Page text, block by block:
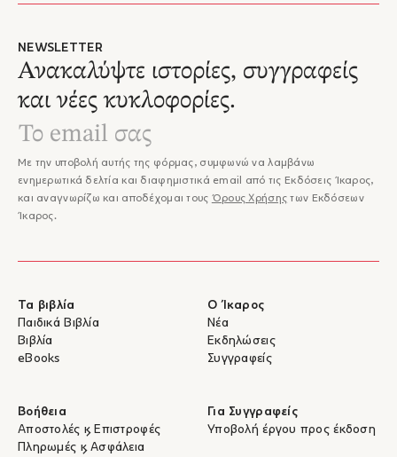
NEWSLETTER
Ανακαλύψτε ιστορίες, συγγραφείς
και νέες κυκλοφορίες.
Με την υποβολή αυτής της φόρμας, συμφωνώ να λαμβάνω
ενημερωτικά δελτία και διαφημιστικά email από τις Εκδόσεις Ίκαρος,
και αναγνωρίζω και αποδέχομαι τους Όρους Χρήσης των Εκδόσεων
Ίκαρος.
Τα βιβλία
Παιδικά Βιβλία
Βιβλία
eBooks
Ο Ίκαρος
Νέα
Εκδηλώσεις
Συγγραφείς
Βοήθεια
Αποστολές & Επιστροφές
Πληρωμές & Ασφάλεια
Για Συγγραφείς
Υποβολή έργου προς έκδοση